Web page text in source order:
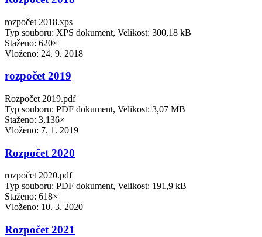
rozpočet 2018.xps
Typ souboru: XPS dokument, Velikost: 300,18 kB
Staženo: 620×
Vloženo: 24. 9. 2018
rozpočet 2019
Rozpočet 2019.pdf
Typ souboru: PDF dokument, Velikost: 3,07 MB
Staženo: 3,136×
Vloženo: 7. 1. 2019
Rozpočet 2020
rozpočet 2020.pdf
Typ souboru: PDF dokument, Velikost: 191,9 kB
Staženo: 618×
Vloženo: 10. 3. 2020
Rozpočet 2021